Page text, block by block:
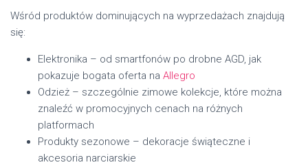
Wśród produktów dominujących na wyprzedażach znajdują
się:
Elektronika – od smartfonów po drobne AGD, jak
pokazuje bogata oferta na Allegro
Odzież – szczególnie zimowe kolekcje, które można
znaleźć w promocyjnych cenach na różnych
platformach
Produkty sezonowe – dekoracje świąteczne i
akcesoria narciarskie